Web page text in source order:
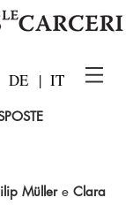
DE | IT
Müllere Clara